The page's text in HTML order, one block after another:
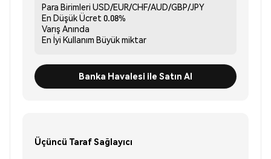
Para Birimleri USD/EUR/CHF/AUD/GBP/JPY
En Düşük Ücret 0.08%
Varış Anında
En İyi Kullanım Büyük miktar
Banka Havalesi ile Satın Al
Üçüncü Taraf Sağlayıcı